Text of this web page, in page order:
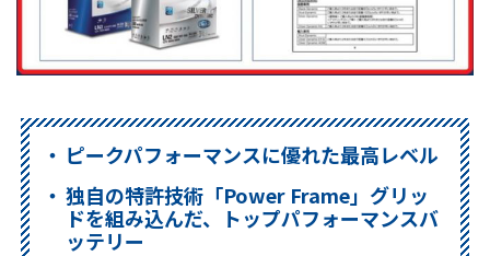
ピークパフォーマンスに優れた最高レベル
独自の特許技術「Power Frame」グリッ
ドを組み込んだ、トップパフォーマンスバ
ッテリー